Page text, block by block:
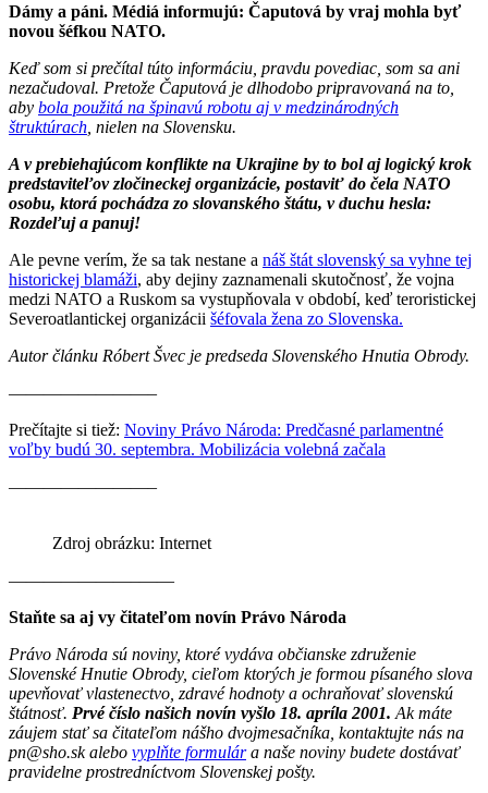
Dámy a páni. Médiá informujú: Čaputová by vraj mohla byť
novou šéfkou NATO.
Keď som si prečítal túto informáciu, pravdu povediac, som sa ani
nezačudoval. Pretože Čaputová je dlhodobo pripravovaná na to,
aby bola použitá na špinavú robotu aj v medzinárodných
štruktúrach , nielen na Slovensku.
A v prebiehajúcom konflikte na Ukrajine by to bol aj logický krok
predstaviteľov zločineckej organizácie, postaviť do čela NATO
osobu, ktorá pochádza zo slovanského štátu, v duchu hesla:
Rozdeľuj a panuj!
Ale pevne verím, že sa tak nestane a náš štát slovenský sa vyhne tej
historickej blamáži, aby dejiny zaznamenali skutočnosť, že vojna
medzi NATO a Ruskom sa vystupňovala v období, keď teroristickej
Severoatlantickej organizácii šéfovala žena zo Slovenska.
Autor článku Róbert Švec je predseda Slovenského Hnutia Obrody.
————————–
Prečítajte si tiež: Noviny Právo Národa: Predčasné parlamentné
voľby budú 30. septembra. Mobilizácia volebná začala
————————–
Zdroj obrázku: Internet
———————–——
Staňte sa aj vy čitateľom novín Právo Národa
Právo Národa sú noviny, ktoré vydáva občianske združenie
Slovenské Hnutie Obrody, cieľom ktorých je formou písaného slova
upevňovať vlastenectvo, zdravé hodnoty a ochraňovať slovenskú
štátnosť. Prvé číslo našich novín vyšlo 18. apríla 2001. Ak máte
záujem stať sa čitateľom nášho dvojmesačníka, kontaktujte nás na
pn@sho.sk alebo vyplňte formulára naše noviny budete dostávať
pravidelne prostredníctvom Slovenskej pošty.